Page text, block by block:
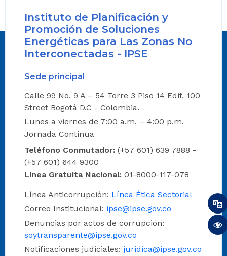
Instituto de Planificación y
Promoción de Soluciones
Energéticas para Las Zonas No
Interconectadas - IPSE
Sede principal
Calle 99 No. 9 A – 54 Torre 3 Piso 14 Edif. 100
Street Bogotá D.C - Colombia.
Lunes a viernes de 7:00 a.m. – 4:00 p.m.
Jornada Continua
Teléfono Conmutador: (+57 601) 639 7888 -
(+57 601) 644 9300
Línea Gratuita Nacional: 01-8000-117-078
Línea Anticorrupción: Línea Ética Sectorial
Correo Institucional: ipse@ipse.gov.co
Denuncias por actos de corrupción:
soytransparente@ipse.gov.co
Notificaciones judiciales: juridica@ipse.gov.co